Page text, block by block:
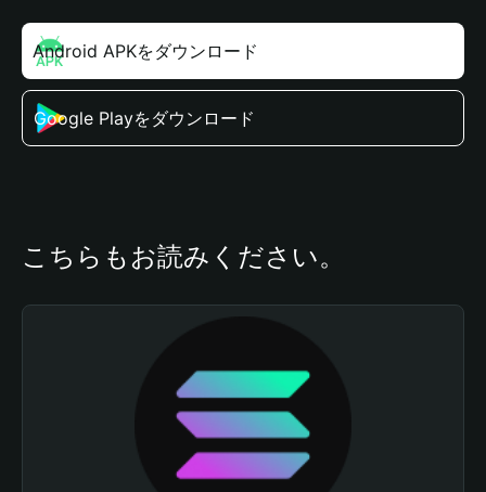
Android APKをダウンロード
Google Playをダウンロード
こちらもお読みください。